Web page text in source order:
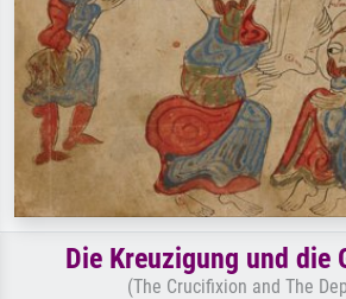
Die Kreuzigung und die
(The Crucifixion and The